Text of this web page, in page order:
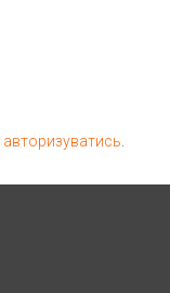
авторизуватись.